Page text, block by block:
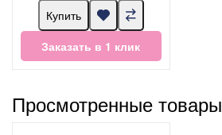
Купить
Заказать в 1 клик
Просмотренные товары